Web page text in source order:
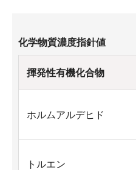
化学物質濃度指針値
揮発性有機化合物
ホルムアルデヒド
トルエン